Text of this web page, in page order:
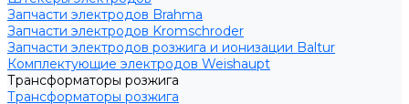
Запчасти электродов Brahma
Запчасти электродов Kromschroder
Запчасти электродов розжига и ионизации Baltur
Комплектующие электродов Weishaupt
Трансформаторы розжига
Трансформаторы розжига